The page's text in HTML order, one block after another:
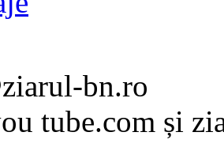
bn.ro
tube.com și